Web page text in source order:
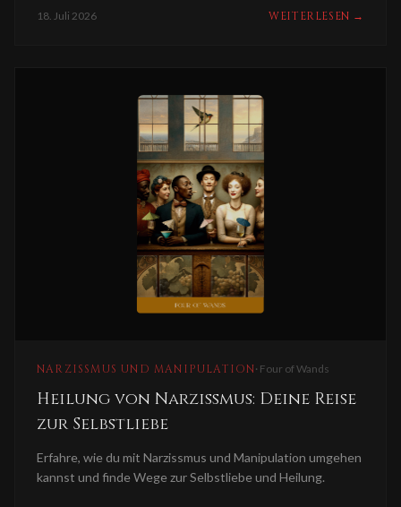
18. Juli 2026 WEITERLESEN →
NARZISSMUS UND MANIPULATION· Four of Wands
Heilung von Narzissmus: Deine Reise
zur Selbstliebe
Erfahre, wie du mit Narzissmus und Manipulation umgehen
kannst und finde Wege zur Selbstliebe und Heilung.